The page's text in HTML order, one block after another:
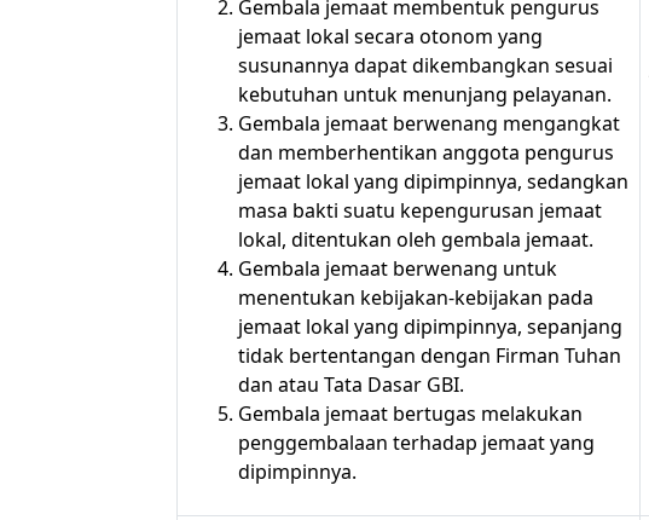
Gembala jemaat membentuk pengurus
jemaat lokal secara otonom yang
susunannya dapat dikembangkan sesuai
kebutuhan untuk menunjang pelayanan.
Gembala jemaat berwenang mengangkat
dan memberhentikan anggota pengurus
jemaat lokal yang dipimpinnya, sedangkan
masa bakti suatu kepengurusan jemaat
lokal, ditentukan oleh gembala jemaat.
Gembala jemaat berwenang untuk
menentukan kebijakan-kebijakan pada
jemaat lokal yang dipimpinnya, sepanjang
tidak bertentangan dengan Firman Tuhan
dan atau Tata Dasar GBI.
Gembala jemaat bertugas melakukan
penggembalaan terhadap jemaat yang
dipimpinnya.